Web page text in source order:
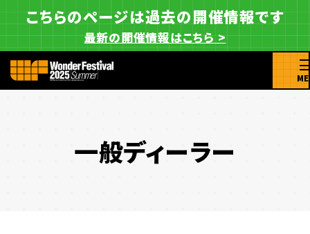
こちらのページは過去の開催情報です
最新の開催情報はこちら >
一般ディーラー